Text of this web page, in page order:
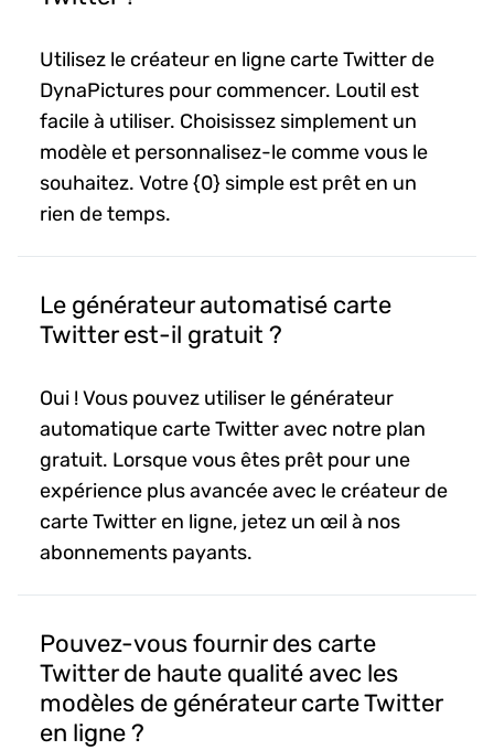
Utilisez le créateur en ligne carte Twitter de
DynaPictures pour commencer. Loutil est
facile à utiliser. Choisissez simplement un
modèle et personnalisez-le comme vous le
souhaitez. Votre {0} simple est prêt en un
rien de temps.
Le générateur automatisé carte
Twitter est-il gratuit ?
Oui ! Vous pouvez utiliser le générateur
automatique carte Twitter avec notre plan
gratuit. Lorsque vous êtes prêt pour une
expérience plus avancée avec le créateur de
carte Twitter en ligne, jetez un œil à nos
abonnements payants.
Pouvez-vous fournir des carte
Twitter de haute qualité avec les
modèles de générateur carte Twitter
en ligne ?